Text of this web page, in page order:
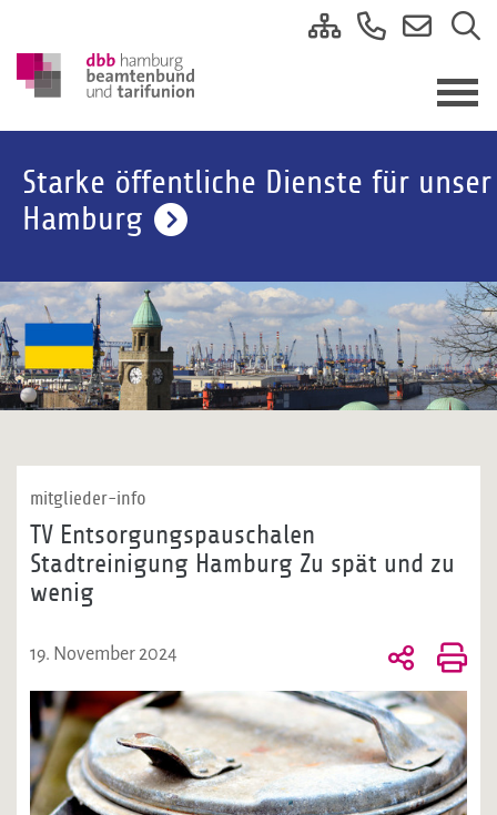
Starke öffentliche Dienste für unser
Hamburg
mitglieder-info
TV Entsorgungspauschalen
Stadtreinigung Hamburg Zu spät und zu
wenig
19. November 2024